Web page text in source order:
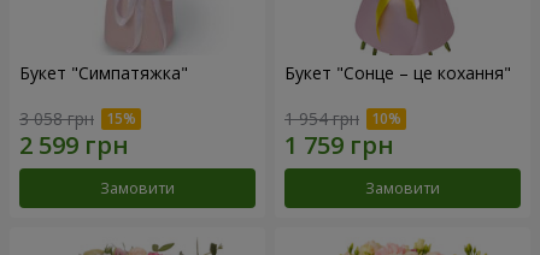
Букет "Симпатяжка"
3 058 грн
Замовити
Букет "Сонце – це кохання"
1 954 грн
Замовити